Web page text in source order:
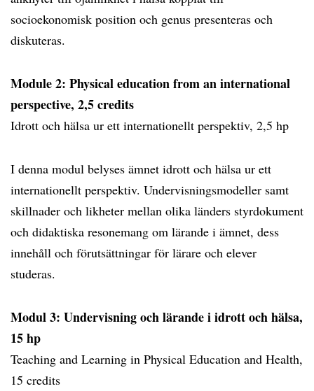
socioekonomisk position och genus presenteras och
diskuteras.
Module 2: Physical education from an international
perspective, 2,5 credits
Idrott och hälsa ur ett internationellt perspektiv, 2,5 hp
I denna modul belyses ämnet idrott och hälsa ur ett
internationellt perspektiv. Undervisningsmodeller samt
skillnader och likheter mellan olika länders styrdokument
och didaktiska resonemang om lärande i ämnet, dess
innehåll och förutsättningar för lärare och elever
studeras.
Modul 3: Undervisning och lärande i idrott och hälsa,
15 hp
Teaching and Learning in Physical Education and Health,
15 credits